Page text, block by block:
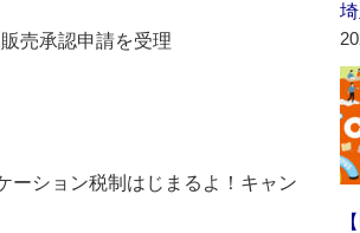
売承認申請を受理
ーション税制はじまるよ！キャン